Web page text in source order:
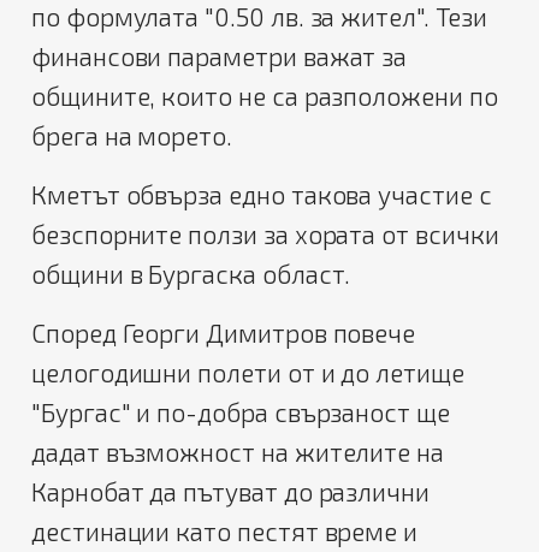
по формулата "0.50 лв. за жител". Тези
финансови параметри важат за
общините, които не са разположени по
брега на морето.
Кметът обвърза едно такова участие с
безспорните ползи за хората от всички
общини в Бургаска област.
Според Георги Димитров повече
целогодишни полети от и до летище
"Бургас" и по-добра свързаност ще
дадат възможност на жителите на
Карнобат да пътуват до различни
дестинации като пестят време и